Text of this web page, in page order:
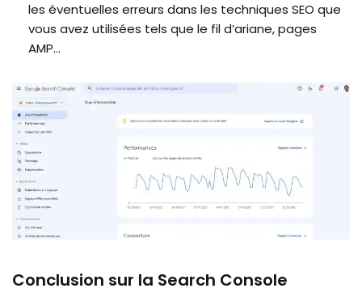
les éventuelles erreurs dans les techniques SEO que
vous avez utilisées tels que le fil d’ariane, pages
AMP…
Conclusion sur la Search Console